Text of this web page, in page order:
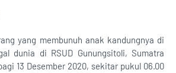
yang membunuh anak kandungnya di
dunia di RSUD Gunungsitoli, Sumatra
13 Desember 2020, sekitar pukul 06.00